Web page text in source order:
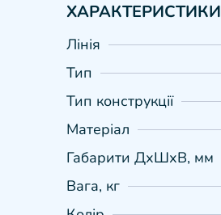
ХАРАКТЕРИСТИКИ
Лінія
Тип
Тип конструкції
Матеріал
Габарити ДхШхВ, мм
Вага, кг